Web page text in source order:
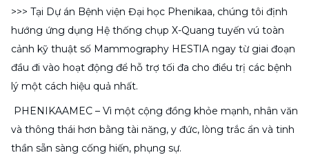
>>> Tại Dự án Bệnh viện Đại học Phenikaa, chúng tôi định
hướng ứng dụng Hệ thống chụp X-Quang tuyến vú toàn
cảnh kỹ thuật số Mammography HESTIA ngay từ giai đoạn
đầu đi vào hoạt động để hỗ trợ tối đa cho điều trị các bệnh
lý một cách hiệu quả nhất.
và thông thái hơn bằng tài năng, y đức, lòng trắc ẩn và tinh
thần sẵn sàng cống hiến, phụng sự.